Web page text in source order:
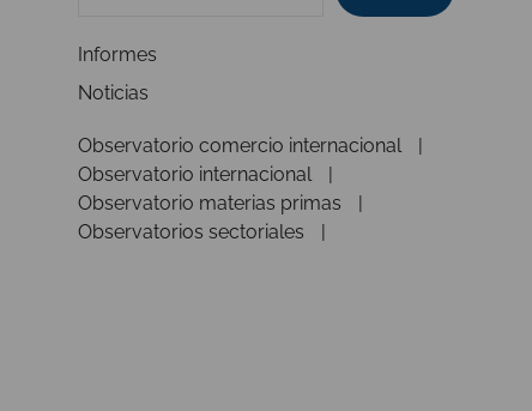
Informes
Noticias
Observatorio comercio internacional
Observatorio internacional
Observatorio materias primas
Observatorios sectoriales